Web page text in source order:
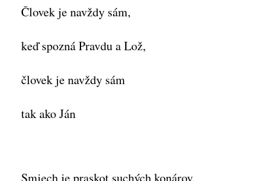
Človek je navždy sám,
keď spozná Pravdu a Lož,
človek je navždy sám
tak ako Ján
Smiech je praskot suchých konárov,